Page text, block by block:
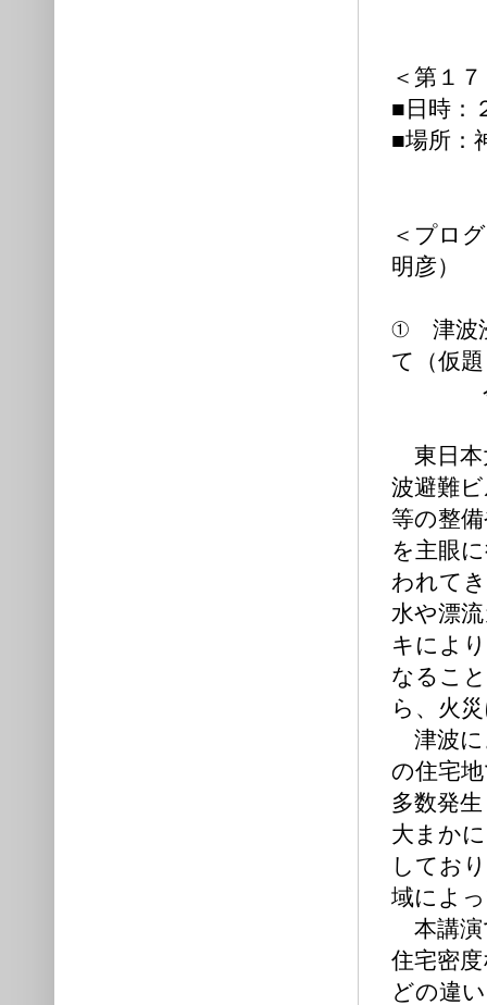
＜第１
■日時：
■場所：
＜プロ
明彦）
① 津波
て（仮
今津
東日本
波避難
等の整
を主眼
われて
水や漂
キによ
なるこ
ら、火
津波に
の住宅
多数発
大まか
してお
域によ
本講演
住宅密
どの違